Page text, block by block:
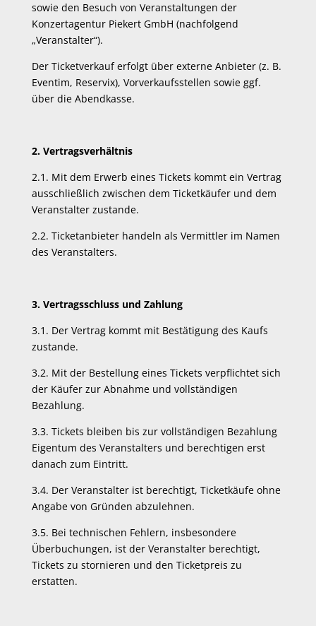
sowie den Besuch von Veranstaltungen der
Konzertagentur Piekert GmbH (nachfolgend
„Veranstalter“).
Der Ticketverkauf erfolgt über externe Anbieter (z. B.
Eventim, Reservix), Vorverkaufsstellen sowie ggf.
über die Abendkasse.
2. Vertragsverhältnis
2.1. Mit dem Erwerb eines Tickets kommt ein Vertrag
ausschließlich zwischen dem Ticketkäufer und dem
Veranstalter zustande.
2.2. Ticketanbieter handeln als Vermittler im Namen
des Veranstalters.
3. Vertragsschluss und Zahlung
3.1. Der Vertrag kommt mit Bestätigung des Kaufs
zustande.
3.2. Mit der Bestellung eines Tickets verpflichtet sich
der Käufer zur Abnahme und vollständigen
Bezahlung.
3.3. Tickets bleiben bis zur vollständigen Bezahlung
Eigentum des Veranstalters und berechtigen erst
danach zum Eintritt.
3.4. Der Veranstalter ist berechtigt, Ticketkäufe ohne
Angabe von Gründen abzulehnen.
3.5. Bei technischen Fehlern, insbesondere
Überbuchungen, ist der Veranstalter berechtigt,
Tickets zu stornieren und den Ticketpreis zu
erstatten.